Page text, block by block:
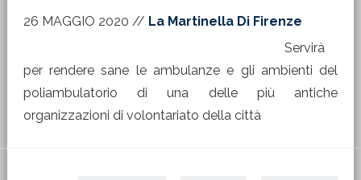
26 MAGGIO 2020 // La Martinella Di Firenze
Servirà
per rendere sane le ambulanze e gli ambienti del
poliambulatorio di una delle più antiche
organizzazioni di volontariato della città